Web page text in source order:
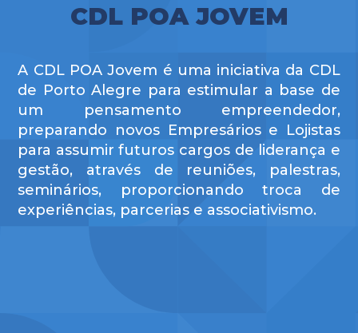
CDL POA JOVEM
A CDL POA Jovem é uma iniciativa da CDL
de Porto Alegre para estimular a base de
um pensamento empreendedor,
preparando novos Empresários e Lojistas
para assumir futuros cargos de liderança e
gestão, através de reuniões, palestras,
seminários, proporcionando troca de
experiências, parcerias e associativismo.